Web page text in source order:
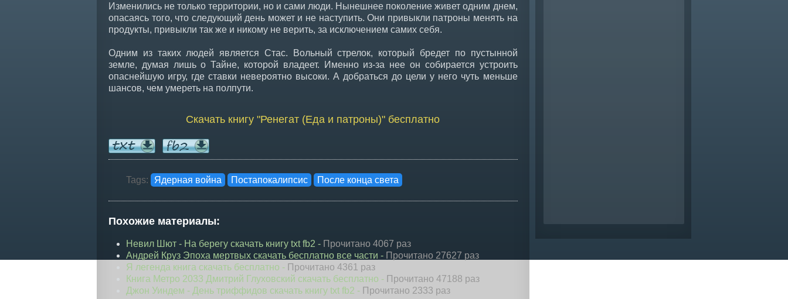
Изменились не только территории, но и сами люди. Нынешнее поколение живет одним днем,
опасаясь того, что следующий день может и не наступить. Они привыкли патроны менять на
продукты, привыкли так же и никому не верить, за исключением самих себя.
Одним из таких людей является Стас. Вольный стрелок, который бредет по пустынной
земле, думая лишь о Тайне, которой владеет. Именно из-за нее он собирается устроить
опаснейшую игру, где ставки невероятно высоки. А добраться до цели у него чуть меньше
шансов, чем умереть на полпути.
Скачать книгу "Ренегат (Еда и патроны)" бесплатно
Tags: Ядерная война Постапокалипсис После конца света
Похожие материалы:
Невил Шют - На берегу скачать книгу txt fb2 - Прочитано 4067 раз
Андрей Круз Эпоха мертвых скачать бесплатно все части - Прочитано 27627 раз
Я легенда книга скачать бесплатно - Прочитано 4361 раз
Книга Метро 2033 Дмитрий Глуховский скачать бесплатно - Прочитано 47188 раз
Джон Уиндем - День триффидов скачать книгу txt fb2 - Прочитано 2333 раз